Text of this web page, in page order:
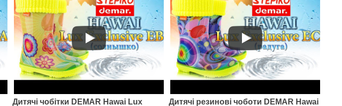
Дитячі чобітки DEMAR Hawai Lux
Дитячі резинові чоботи DEMAR Hawai